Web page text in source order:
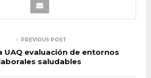
PREVIOUS POST
UAQ evaluación de entornos
saludables